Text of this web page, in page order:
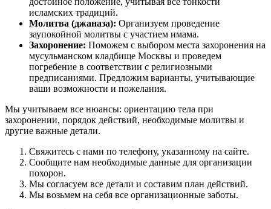
исламских традиций.
Молитва (джаназа): Организуем проведение
заупокойной молитвы с участием имама.
Захоронение: Поможем с выбором места захоронения на
мусульманском кладбище Москвы и проведем
погребение в соответствии с религиозными
предписаниями. Предложим варианты, учитывающие
ваши возможности и пожелания.
Мы учитываем все нюансы: ориентацию тела при
захоронении, порядок действий, необходимые молитвы и
другие важные детали.
Свяжитесь с нами по телефону, указанному на сайте.
Сообщите нам необходимые данные для организации
похорон.
Мы согласуем все детали и составим план действий.
Мы возьмем на себя все организационные заботы.